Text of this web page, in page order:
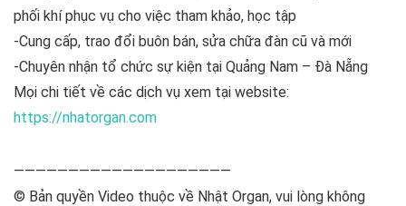
phối khí phục vụ cho việc tham khảo, học tập
-Cung cấp, trao đổi buôn bán, sửa chữa đàn cũ và mới
-Chuyên nhận tổ chức sự kiện tại Quảng Nam – Đà Nẵng
Mọi chi tiết về các dịch vụ xem tại website:
https://nhatorgan.com
————————————————————
© Bản quyền Video thuộc về Nhật Organ, vui lòng không